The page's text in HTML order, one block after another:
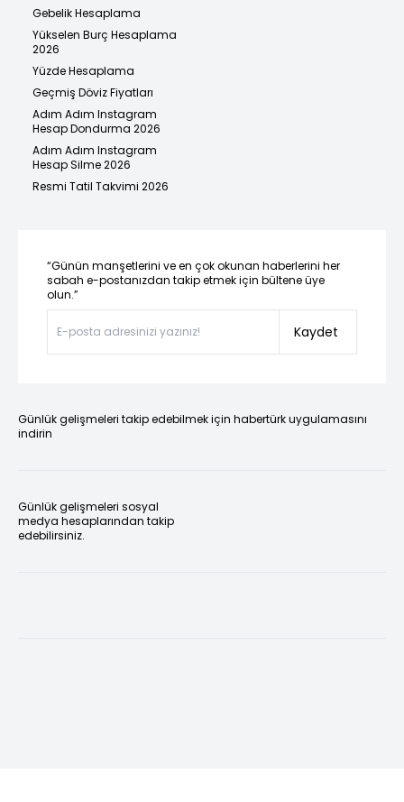
Gebelik Hesaplama
Yükselen Burç Hesaplama
2026
Yüzde Hesaplama
Geçmiş Döviz Fiyatları
Adım Adım Instagram
Hesap Dondurma 2026
Adım Adım Instagram
Hesap Silme 2026
Resmi Tatil Takvimi 2026
“Günün manşetlerini ve en çok okunan haberlerini her
sabah e-postanızdan takip etmek için bültene üye
olun.”
Kaydet
Günlük gelişmeleri takip edebilmek için habertürk uygulamasını
indirin
Günlük gelişmeleri sosyal
medya hesaplarından takip
edebilirsiniz.